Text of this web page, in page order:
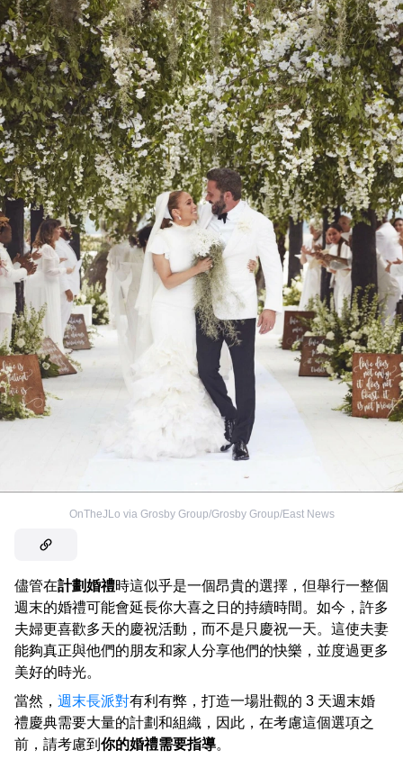
OnTheJLo via Grosby Group/Grosby Group/East News
儘管在計劃婚禮時這似乎是一個昂貴的選擇，但舉行一整個
週末的婚禮可能會延長你大喜之日的持續時間。如今，許多
夫婦更喜歡多天的慶祝活動，而不是只慶祝一天。這使夫妻
能夠真正與他們的朋友和家人分享他們的快樂，並度過更多
美好的時光。
當然， 週末長派對有利有弊，打造一場壯觀的 3 天週末婚
禮慶典需要大量的計劃和組織，因此，在考慮這個選項之
前，請考慮到 你的婚禮需要指導。